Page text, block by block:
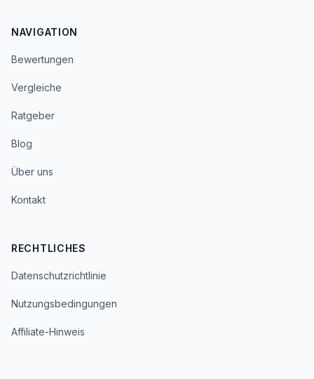
NAVIGATION
Bewertungen
Vergleiche
Ratgeber
Blog
Über uns
Kontakt
RECHTLICHES
Datenschutzrichtlinie
Nutzungsbedingungen
Affiliate-Hinweis